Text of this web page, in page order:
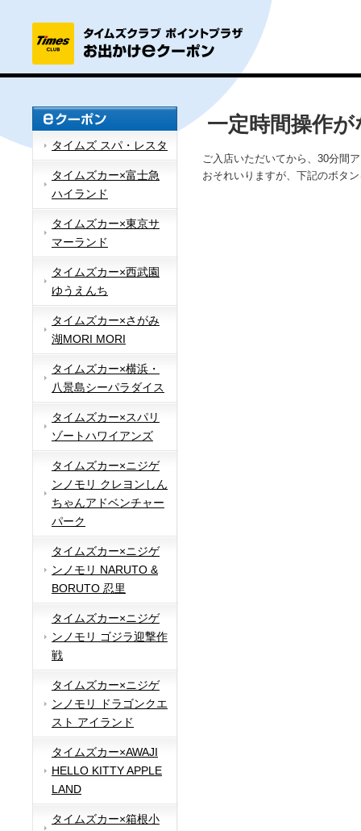
タイムズ スパ・レスタ
タイムズカー×富士急
ハイランド
タイムズカー×東京サ
マーランド
タイムズカー×西武園
ゆうえんち
タイムズカー×さがみ
湖MORI MORI
タイムズカー×横浜・
八景島シーパラダイス
タイムズカー×スパリ
ゾートハワイアンズ
タイムズカー×ニジゲ
ンノモリ クレヨンしん
ちゃんアドベンチャー
パーク
タイムズカー×ニジゲ
ンノモリ NARUTO &
BORUTO 忍里
タイムズカー×ニジゲ
ンノモリ ゴジラ迎撃作
戦
タイムズカー×ニジゲ
ンノモリ ドラゴンクエ
スト アイランド
タイムズカー×AWAJI
HELLO KITTY APPLE
LAND
タイムズカー×箱根小
一定時間操作
ご入店いただいてから、30分間
おそれいりますが、下記のボタ